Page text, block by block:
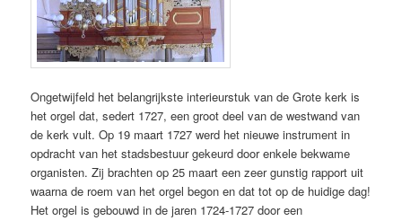
Ongetwijfeld het belangrijkste interieurstuk van de Grote kerk is
het orgel dat, sedert 1727, een groot deel van de westwand van
de kerk vult. Op 19 maart 1727 werd het nieuwe instrument in
opdracht van het stadsbestuur gekeurd door enkele bekwame
organisten. Zij brachten op 25 maart een zeer gunstig rapport uit
waarna de roem van het orgel begon en dat tot op de huidige dag!
Het orgel is gebouwd in de jaren 1724-1727 door een